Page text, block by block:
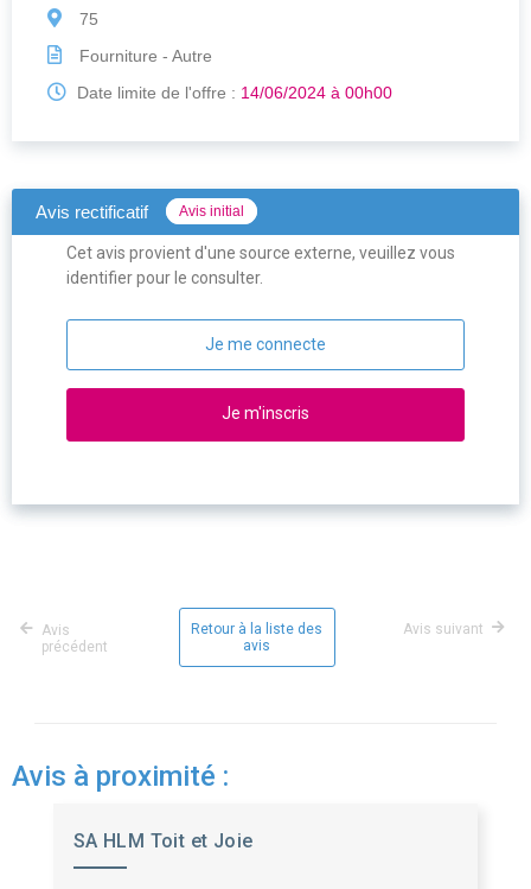
75
Fourniture - Autre
Date limite de l'offre : 14/06/2024 à 00h00
Avis rectificatif Avis initial
Cet avis provient d'une source externe, veuillez vous
identifier pour le consulter.
Je me connecte
Je m'inscris
Avis
précédent
Retour à la liste des
avis
Avis suivant
Avis à proximité :
SA HLM Toit et Joie